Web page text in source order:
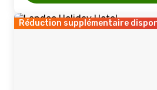
Réduction supplémentaire